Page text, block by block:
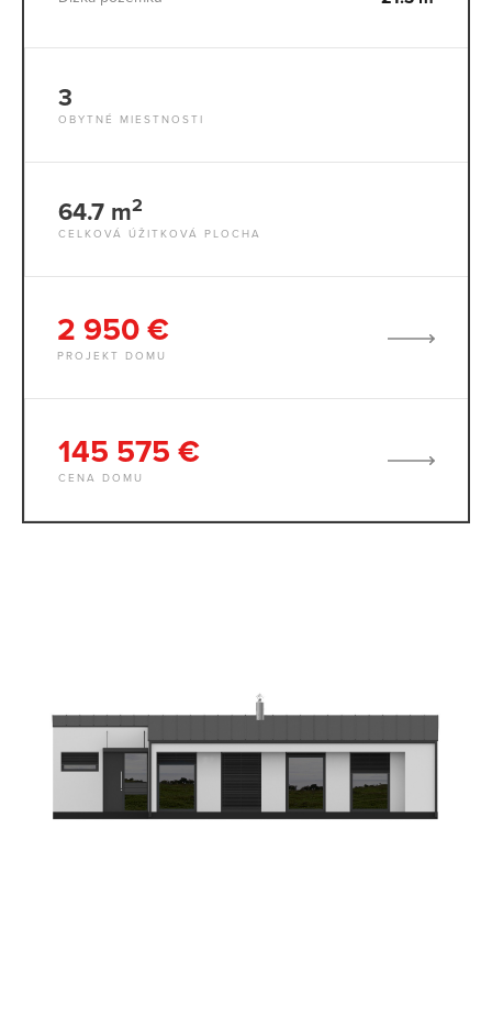
3
OBYTNÉ MIESTNOSTI
64.7 m2
CELKOVÁ ÚŽITKOVÁ PLOCHA
2 950 €
PROJEKT DOMU
145 575 €
CENA DOMU